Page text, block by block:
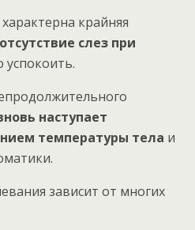
крайняя
отсутствие слез при
успокоить.
наступает
температуры тела и
зависит от многих